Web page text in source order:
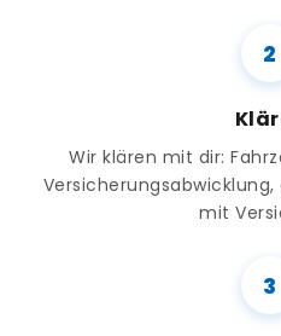
Wir klären mit dir:
mit